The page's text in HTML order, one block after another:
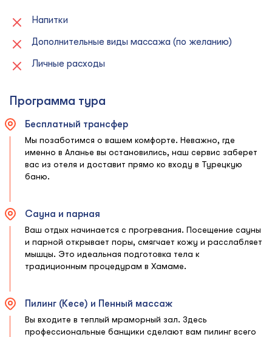
Напитки
Дополнительные виды массажа (по желанию)
Личные расходы
Программа тура
Бесплатный трансфер
Мы позаботимся о вашем комфорте. Неважно, где
именно в Аланье вы остановились, наш сервис заберет
вас из отеля и доставит прямо ко входу в Турецкую
баню.
Сауна и парная
Ваш отдых начинается с прогревания. Посещение сауны
и парной открывает поры, смягчает кожу и расслабляет
мышцы. Это идеальная подготовка тела к
традиционным процедурам в Хамаме.
Пилинг (Кесе) и Пенный массаж
Вы входите в теплый мраморный зал. Здесь
профессиональные банщики сделают вам пилинг всего